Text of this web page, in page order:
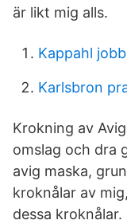
är likt mig alls.
Kappahl
Karlsbron
Krokning av
omslag och dra
avig maska,
kroknålar av
dessa